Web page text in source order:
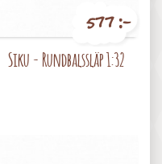
577 :-
Siku - Rundbalssläp 1:32